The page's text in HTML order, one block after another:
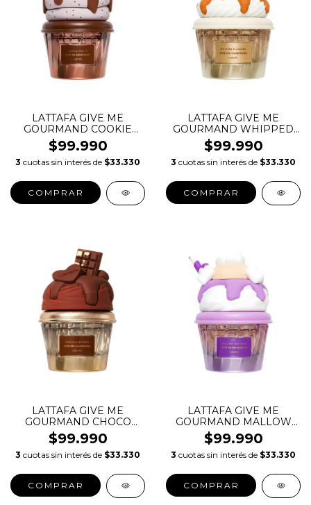
LATTAFA GIVE ME
GOURMAND COOKIE
CRAVE EDT
$99.990
3 cuotas sin interés de $33.330
COMPRAR
LATTAFA GIVE ME
GOURMAND WHIPPED
PLEASURE EDT
$99.990
3 cuotas sin interés de $33.330
COMPRAR
LATTAFA GIVE ME
GOURMAND CHOCO
OVERDOSE EDT
$99.990
3 cuotas sin interés de $33.330
COMPRAR
LATTAFA GIVE ME
GOURMAND MALLOW
MADNESS EDT
$99.990
3 cuotas sin interés de $33.330
COMPRAR